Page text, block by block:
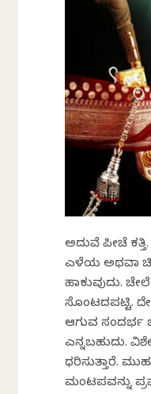
ಅದುವೆ ಪೀಚೆ
ಎಳೆಯ ಅಥವಾ ಚಿಕ್ಕ
ಹಾಕುವುದು.
ಸೊಂಟದಪಟ್ಟಿ.
ಆಗುವ ಸಂದರ್ಭ
ಎನ್ನಬಹುದು.
ಧರಿಸುತ್ತಾರೆ.
ಮಂಟಪವನ್ನು